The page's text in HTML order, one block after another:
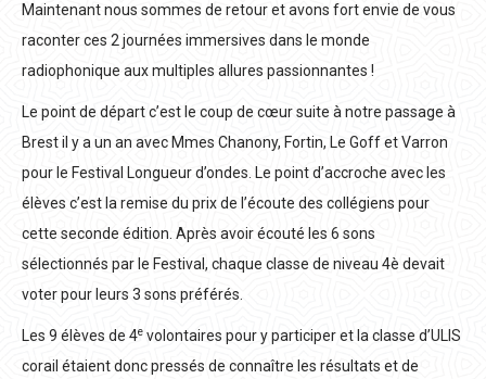
Maintenant nous sommes de retour et avons fort envie de vous
raconter ces 2 journées immersives dans le monde
radiophonique aux multiples allures passionnantes !
Le point de départ c’est le coup de cœur suite à notre passage à
Brest il y a un an avec Mmes Chanony, Fortin, Le Goff et Varron
pour le Festival Longueur d’ondes. Le point d’accroche avec les
élèves c’est la remise du prix de l’écoute des collégiens pour
cette seconde édition. Après avoir écouté les 6 sons
sélectionnés par le Festival, chaque classe de niveau 4è devait
voter pour leurs 3 sons préférés.
Les 9 élèves de 4e volontaires pour y participer et la classe d’ULIS
corail étaient donc pressés de connaître les résultats et de